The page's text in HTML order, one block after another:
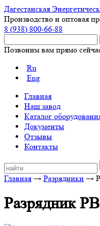
Дагестанская
Производство и оптовая
8 (938) 800-66-88
Позвоним вам прямо
Ru
Eng
Главная
Наш завод
Каталог
Документы
Отзывы
Контакты
Главная → Разрядники →
Разрядник